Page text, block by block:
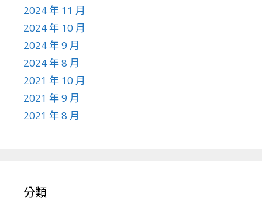
2024 年 11 月
2024 年 10 月
2024 年 9 月
2024 年 8 月
2021 年 10 月
2021 年 9 月
2021 年 8 月
分類